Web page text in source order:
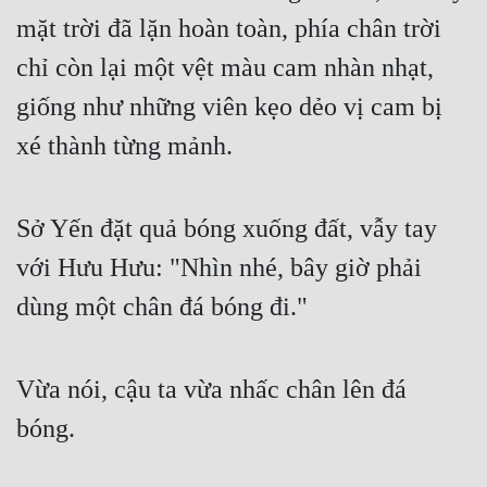
mặt trời đã lặn hoàn toàn, phía chân trời
chỉ còn lại một vệt màu cam nhàn nhạt,
giống như những viên kẹo dẻo vị cam bị
xé thành từng mảnh.
Sở Yến đặt quả bóng xuống đất, vẫy tay
với Hưu Hưu: "Nhìn nhé, bây giờ phải
dùng một chân đá bóng đi."
Vừa nói, cậu ta vừa nhấc chân lên đá
bóng.